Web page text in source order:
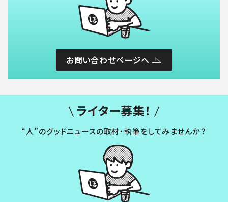
お問い合わせページへ
ライター募集！
“人”のグッドニュースの取材・執筆をしてみませんか？